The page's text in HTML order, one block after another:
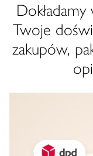
Dokładamy
Twoje
zakupów,